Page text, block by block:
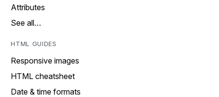
Attributes
See all…
HTML GUIDES
Responsive images
HTML cheatsheet
Date & time formats